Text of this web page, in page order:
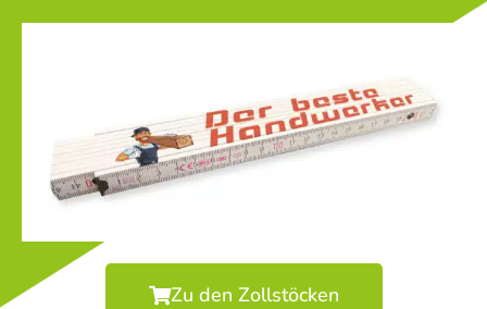
Zu den Zollstöcken